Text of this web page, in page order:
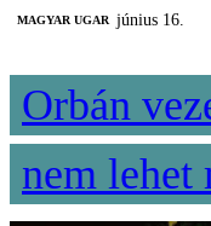
MAGYAR UGAR június 16.
Orbán
nem lehet